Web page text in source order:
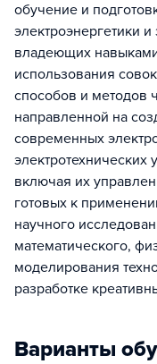
обучение и
электроэнергетики и
владеющих
использования
способов и методов
направленной на
современных
электротехнических
включая их
готовых к
научного
математического,
моделирования
разработке
Варианты